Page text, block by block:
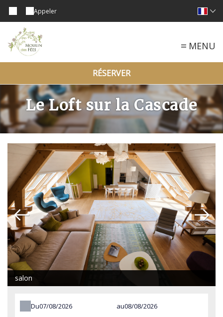
Appeler
MENU
RÉSERVER
Le Loft sur la Cascade
salon
Du au